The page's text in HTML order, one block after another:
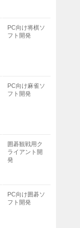
PC向け将棋ソ
フト開発
PC向け麻雀ソ
フト開発
囲碁観戦用ク
ライアント開
発
PC向け囲碁ソ
フト開発